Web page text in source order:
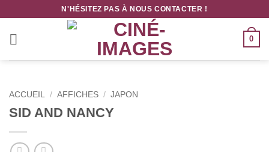
contenu
N'HÉSITEZ PAS À NOUS CONTACTER !
0
ACCUEIL / AFFICHES / JAPON
SID AND NANCY